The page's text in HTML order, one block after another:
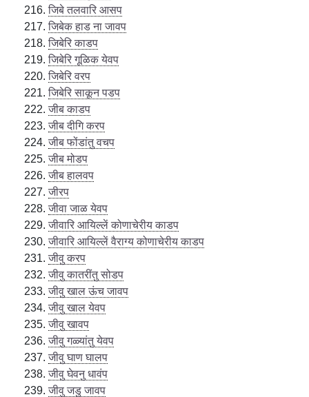
जिबे तलवारि आसप
जिबेक हाड ना जावप
जिबेरि काडप
जिबेरि गूळिक येवप
जिबेरि वरप
जिबेरि साकून पडप
जीब काडप
जीब दीगि करप
जीब फोंडांतु वचप
जीब मोडप
जीब हालवप
जीरप
जीवा जाळ येवप
जीवारि आयिल्लें कोणाचेरीय काडप
जीवारि आयिल्लें वैराग्य कोणाचेरीय काडप
जीवु करप
जीवु कातरींतु सोडप
जीवु खाल ऊंच जावप
जीवु खाल येवप
जीवु खावप
जीवु गळ्यांतु येवप
जीवु घाण घालप
जीवु घेवनु धावंप
जीवु जडु जावप